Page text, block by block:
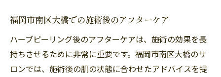
福岡市南区大橋での施術後のアフターケア
ハーブピーリング後のアフターケアは、施術の効果を長
持ちさせるために非常に重要です。福岡市南区大橋のサ
ロンでは、施術後の肌の状態に合わせたアドバイスを提